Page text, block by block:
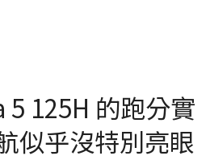
125H 的跑分實
似乎沒特別亮眼